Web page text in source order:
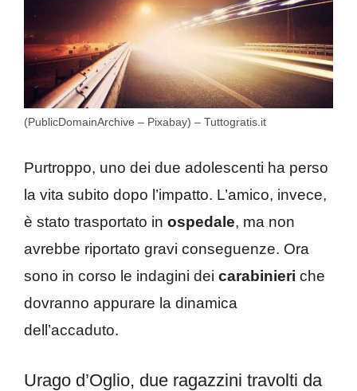
(PublicDomainArchive – Pixabay) – Tuttogratis.it
Purtroppo, uno dei due adolescenti ha perso
la vita subito dopo l’impatto. L’amico, invece,
è stato trasportato in ospedale, ma non
avrebbe riportato gravi conseguenze. Ora
sono in corso le indagini dei carabinieri che
dovranno appurare la dinamica
dell’accaduto.
Urago d’Oglio, due ragazzini travolti da